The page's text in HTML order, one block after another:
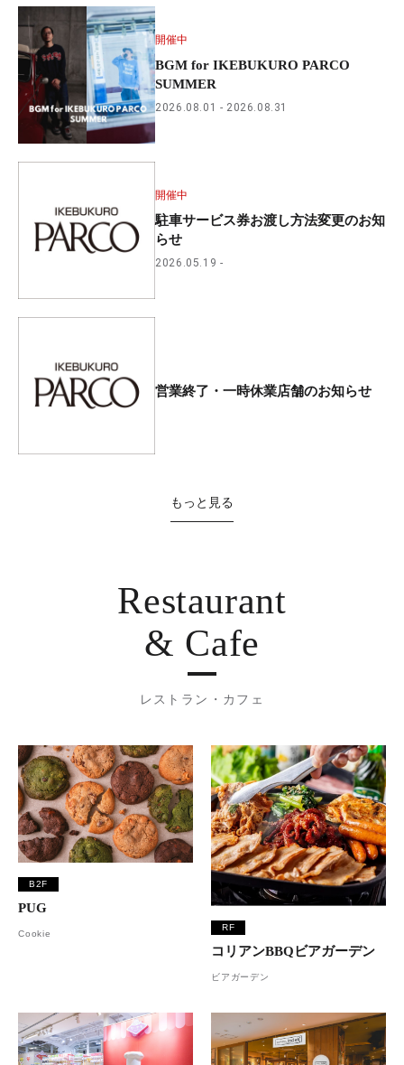
開催中
BGM for IKEBUKURO PARCO
SUMMER
2026.08.01 2026.08.31
開催中
駐車サービス券お渡し方法変更のお知
らせ
2026.05.19
営業終了・一時休業店舗のお知らせ
もっと見る
Restaurant
& Cafe
レストラン・カフェ
B2F
PUG
Cookie
RF
コリアンBBQビアガーデン
ビアガーデン